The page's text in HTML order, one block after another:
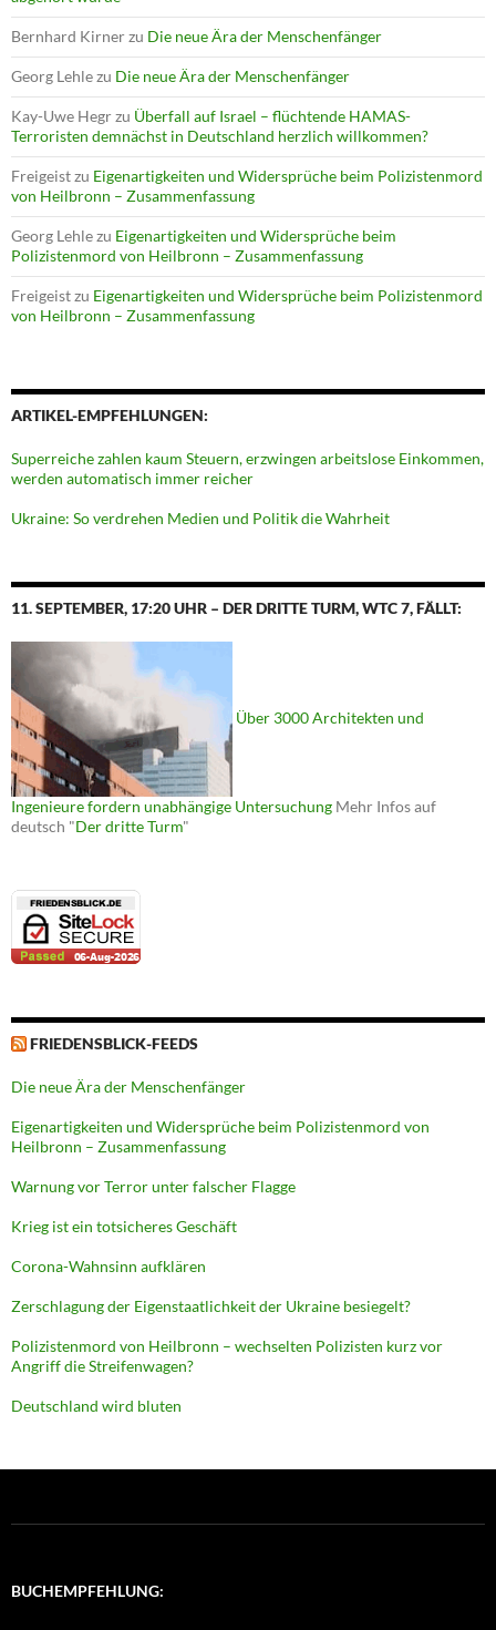
Bernhard Kirnerzu Die neue Ära der Menschenfänger
Georg Lehlezu Die neue Ära der Menschenfänger
Kay-Uwe Hegrzu Überfall auf Israel – flüchtende HAMAS-
Terroristen demnächst in Deutschland herzlich willkommen?
Freigeistzu Eigenartigkeiten und Widersprüche beim Polizistenmord
von Heilbronn – Zusammenfassung
Georg Lehlezu Eigenartigkeiten und Widersprüche beim
Polizistenmord von Heilbronn – Zusammenfassung
Freigeistzu Eigenartigkeiten und Widersprüche beim Polizistenmord
von Heilbronn – Zusammenfassung
ARTIKEL-EMPFEHLUNGEN:
Superreiche zahlen kaum Steuern, erzwingen arbeitslose Einkommen,
werden automatisch immer reicher
Ukraine: So verdrehen Medien und Politik die Wahrheit
11. SEPTEMBER, 17:20 UHR – DER DRITTE TURM, WTC 7, FÄLLT:
Über 3000 Architekten und
Ingenieure fordern unabhängige Untersuchung Mehr Infos auf
deutsch "Der dritte Turm"
FRIEDENSBLICK-FEEDS
Die neue Ära der Menschenfänger
Eigenartigkeiten und Widersprüche beim Polizistenmord von
Heilbronn – Zusammenfassung
Warnung vor Terror unter falscher Flagge
Krieg ist ein totsicheres Geschäft
Corona-Wahnsinn aufklären
Zerschlagung der Eigenstaatlichkeit der Ukraine besiegelt?
Polizistenmord von Heilbronn – wechselten Polizisten kurz vor
Angriff die Streifenwagen?
Deutschland wird bluten
BUCHEMPFEHLUNG: